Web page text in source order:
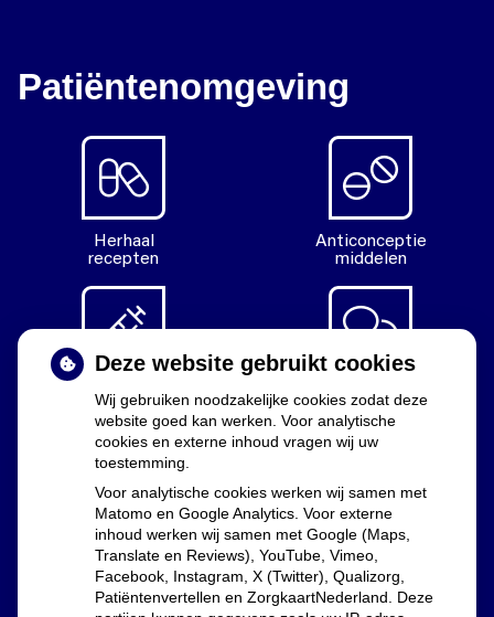
Patiëntenomgeving
Herhaal
recepten
Anticonceptie
middelen
Diabetes
middelen
Vragen
stellen
Uw apothekers
Lia Dekker, Marijn Westphal en Floor Groenewald
Deze website gebruikt cookies
Wij gebruiken noodzakelijke cookies zodat deze
website goed kan werken. Voor analytische
cookies en externe inhoud vragen wij uw
toestemming.
Voor analytische cookies werken wij samen met
Matomo en Google Analytics. Voor externe
inhoud werken wij samen met Google (Maps,
Translate en Reviews), YouTube, Vimeo,
Facebook, Instagram, X (Twitter), Qualizorg,
Patiëntenvertellen en ZorgkaartNederland. Deze